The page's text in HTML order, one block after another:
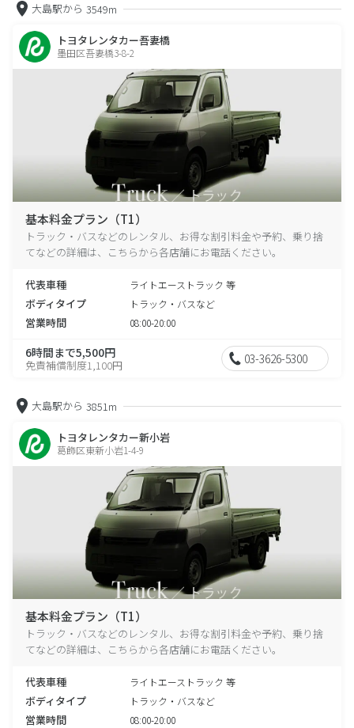
大島駅から 3549m
トヨタレンタカー吾妻橋
墨田区吾妻橋3-8-2
基本料金プラン（T1）
トラック・バスなどのレンタル、お得な割引料金や予約、乗り捨
てなどの詳細は、こちらから各店舗にお電話ください。
代表車種 ライトエーストラック 等
ボディタイプ トラック・バスなど
営業時間 08:00-20:00
6時間まで5,500円
免責補償制度1,100円 03-3626-5300
大島駅から 3851m
トヨタレンタカー新小岩
葛飾区東新小岩1-4-9
基本料金プラン（T1）
トラック・バスなどのレンタル、お得な割引料金や予約、乗り捨
てなどの詳細は、こちらから各店舗にお電話ください。
代表車種 ライトエーストラック 等
ボディタイプ トラック・バスなど
営業時間 08:00-20:00